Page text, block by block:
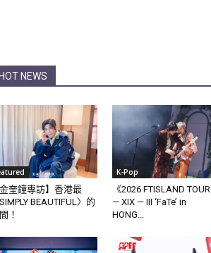
HOT NEWS
金奎鐘專訪】香港最
SIMPLY BEAUTIFUL〉的
！
K-Pop
《2026 FTISLAND
— XIX — III ‘FaTe’ in
HONG...